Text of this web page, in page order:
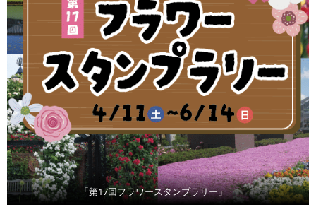
「第17回フラワースタンプラリー」